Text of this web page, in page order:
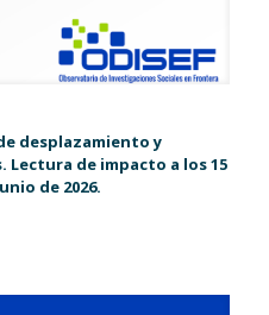
desplazamiento y
de impacto a los 15
de 2026.